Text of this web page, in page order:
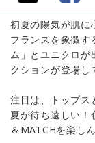
初夏の陽気が肌に
フランスを象徴す
ム」とユニクロが
クションが登場
注目は、トップス
夏が待ち遠しい
＆MATCHを楽し